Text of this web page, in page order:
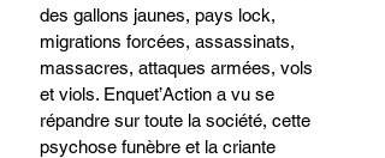
des gallons jaunes, pays lock,
migrations forcées, assassinats,
massacres, attaques armées, vols
et viols. Enquet’Action a vu se
répandre sur toute la société, cette
psychose funèbre et la criante